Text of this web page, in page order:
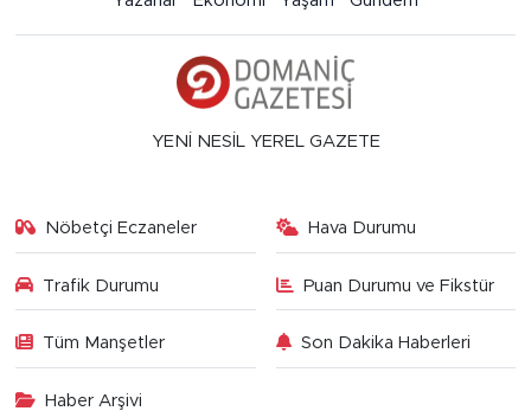
YENİ NESİL YEREL GAZETE
Nöbetçi Eczaneler Hava Durumu
Trafik Durumu Puan Durumu ve Fikstür
Tüm Manşetler Son Dakika Haberleri
Haber Arşivi